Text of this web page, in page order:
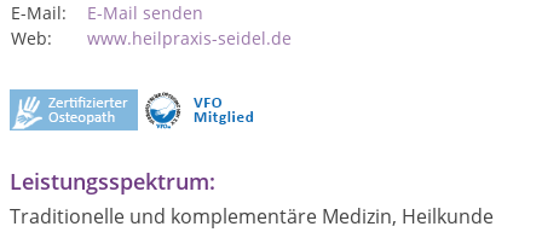
E-Mail:
E-Mail senden
Web:
www.heilpraxis-seidel.de
Leistungsspektrum:
Traditionelle und komplementäre Medizin, Heilkunde